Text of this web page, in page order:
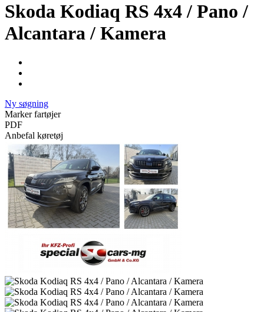
Skoda Kodiaq RS 4x4 / Pano /
Alcantara / Kamera
Ny søgning
Marker fartøjer
PDF
Anbefal køretøj